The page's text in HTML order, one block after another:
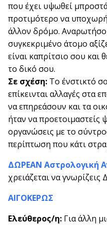
που έχει υψωθεί
προτιμότερο να
άλλον δρόμο.
συγκεκριμένο άτομο
είναι καπρίτσιο σου και
το δικό σου.
Σε σχέση: Το ένστικτό
επίκεινται αλλαγές στα
να επηρεάσουν και τα
ήταν να προετοιμαστείς
οργανώσεις με το
περίπτωση που κάτι
ΔΩΡΕΑΝ Αστρολογική
χρειάζεται να
ΑΙΓΟΚΕΡΩΣ
Ελεύθερος/η: Για άλλη